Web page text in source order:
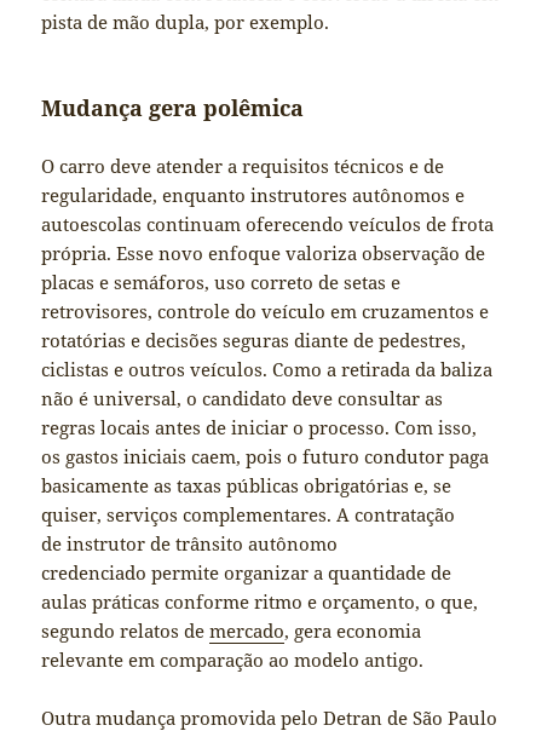
pista de mão dupla, por exemplo.
Mudança gera polêmica
O carro deve atender a requisitos técnicos e de
regularidade, enquanto instrutores autônomos e
autoescolas continuam oferecendo veículos de frota
própria. Esse novo enfoque valoriza observação de
placas e semáforos, uso correto de setas e
retrovisores, controle do veículo em cruzamentos e
rotatórias e decisões seguras diante de pedestres,
ciclistas e outros veículos. Como a retirada da baliza
não é universal, o candidato deve consultar as
regras locais antes de iniciar o processo. Com isso,
os gastos iniciais caem, pois o futuro condutor paga
basicamente as taxas públicas obrigatórias e, se
quiser, serviços complementares. A contratação
de instrutor de trânsito autônomo
credenciado permite organizar a quantidade de
aulas práticas conforme ritmo e orçamento, o que,
segundo relatos demercado, gera economia
relevante em comparação ao modelo antigo.
Outra mudança promovida pelo Detran de São Paulo